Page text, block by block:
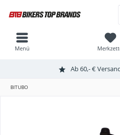
Ab 60,- €
Menü
BITUBO